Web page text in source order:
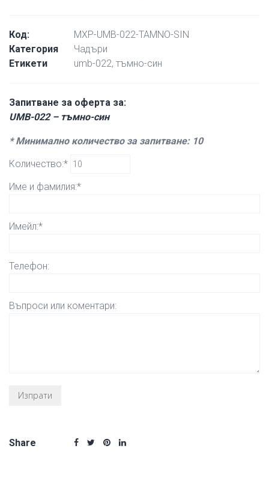
Код:
MXP-UMB-022-TAMNO-SIN
Категория
Чадъри
Етикети
umb-022, тъмно-син
Запитване за оферта за:
UMB-022 – тъмно-син
* Минимално количество за запитване: 10
Количество:*
Име и фамилия:*
Имейл:*
Телефон:
Въпроси или коментари:
Share